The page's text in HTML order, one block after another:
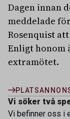
Dagen innan
meddelade
Rosenquist
Enligt
extramötet.
Vi söker två
Vi befinner oss i